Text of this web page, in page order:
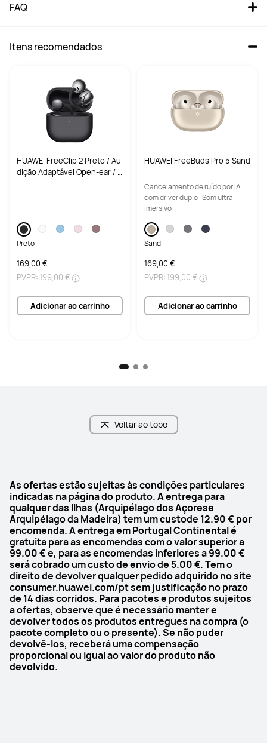
FAQ
Itens recomendados
HUAWEI FreeClip 2 Preto / Au
dição Adaptável Open-ear / 9
Preto
169,00 €
PVPR: 199,00 €
Adicionar ao carrinho
HUAWEI FreeBuds Pro 5 Sand
Cancelamento de ruído por IA
com driver duplo | Som ultra-
imersivo
Sand
169,00 €
PVPR: 199,00 €
Adicionar ao carrinho
Voltar ao topo
As ofertas estão sujeitas às condições particulares
indicadas na página do produto. A entrega para
qualquer das llhas (Arquipélago dos Açorese
Arquipélago da Madeira) tem um custode 12.90 € por
encomenda. A entrega em Portugal Continental é
gratuita para as encomendas com o valor superior a
99.00 € e, para as encomendas inferiores a 99.00 €
será cobrado um custo de envio de 5.00 €. Tem o
direito de devolver qualquer pedido adquirido no site
consumer.huawei.com/pt sem justificação no prazo
de 14 dias corridos. Para pacotes e produtos sujeitos
a ofertas, observe que é necessário manter e
devolver todos os produtos entregues na compra (o
pacote completo ou o presente). Se não puder
devolvê-los, receberá uma compensação
proporcional ou igual ao valor do produto não
devolvido.